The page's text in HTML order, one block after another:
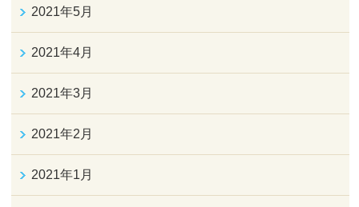
2021年5月
2021年4月
2021年3月
2021年2月
2021年1月